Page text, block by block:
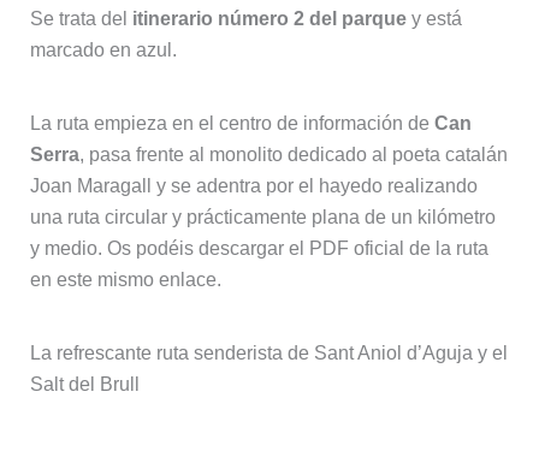
Se trata del itinerario número 2 del parquey está
marcado en azul.
La ruta empieza en el centro de información de Can
Serra, pasa frente al monolito dedicado al poeta catalán
Joan Maragall y se adentra por el hayedo realizando
una ruta circular y prácticamente plana de un kilómetro
y medio. Os podéis descargar el PDF oficial de la ruta
en este mismo enlace.
La refrescante ruta senderista de Sant Aniol d’Aguja y el
Salt del Brull